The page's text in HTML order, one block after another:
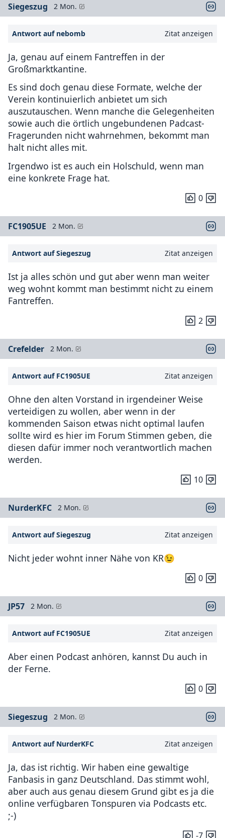
Siegeszug 2 Mon.
Antwort auf nebomb Zitat anzeigen
Ja, genau auf einem Fantreffen in der
Großmarktkantine.
Es sind doch genau diese Formate, welche der
Verein kontinuierlich anbietet um sich
auszutauschen. Wenn manche die Gelegenheiten
sowie auch die örtlich ungebundenen Padcast-
Fragerunden nicht wahrnehmen, bekommt man
halt nicht alles mit.
Irgendwo ist es auch ein Holschuld, wenn man
eine konkrete Frage hat.
0
FC1905UE 2 Mon.
Antwort auf Siegeszug Zitat anzeigen
Ist ja alles schön und gut aber wenn man weiter
weg wohnt kommt man bestimmt nicht zu einem
Fantreffen.
2
Crefelder 2 Mon.
Antwort auf FC1905UE Zitat anzeigen
Ohne den alten Vorstand in irgendeiner Weise
verteidigen zu wollen, aber wenn in der
kommenden Saison etwas nicht optimal laufen
sollte wird es hier im Forum Stimmen geben, die
diesen dafür immer noch verantwortlich machen
werden.
10
NurderKFC 2 Mon.
Antwort auf Siegeszug Zitat anzeigen
Nicht jeder wohnt inner Nähe von KR😉
0
JP57 2 Mon.
Antwort auf FC1905UE Zitat anzeigen
Aber einen Podcast anhören, kannst Du auch in
der Ferne.
0
Siegeszug 2 Mon.
Antwort auf NurderKFC Zitat anzeigen
Ja, das ist richtig. Wir haben eine gewaltige
Fanbasis in ganz Deutschland. Das stimmt wohl,
aber auch aus genau diesem Grund gibt es ja die
online verfügbaren Tonspuren via Podcasts etc.
;-)
-7